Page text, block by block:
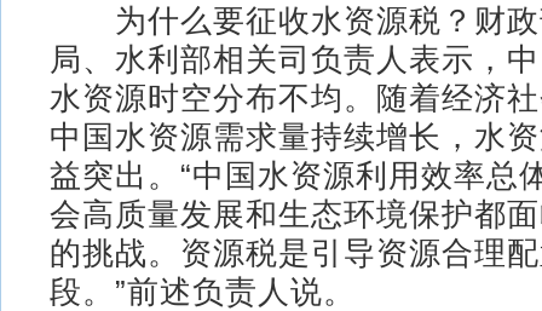
为什么要征收水资源税？财政
局、水利部相关司负责人表示，
水资源时空分布不均。随着经济
中国水资源需求量持续增长，水
益突出。“中国水资源利用效率总
会高质量发展和生态环境保护都
的挑战。资源税是引导资源合理
段。”前述负责人说。